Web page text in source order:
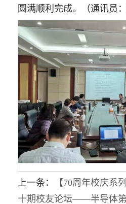
圆满顺利完成。（通讯员：
上一条：
【70周年校庆系
十期校友论坛——半导体